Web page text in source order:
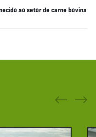
ao setor de carne bovina